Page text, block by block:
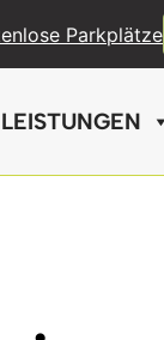
Parkplätze
LEISTUNGEN